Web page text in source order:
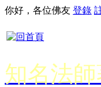
你好，各位佛友 登錄
知名法